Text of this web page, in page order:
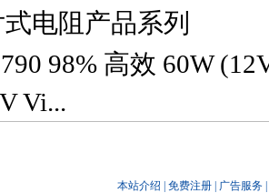
电阻产品系列
98% 高效 60W
Vi...
本站介绍 免费注册 广告服务